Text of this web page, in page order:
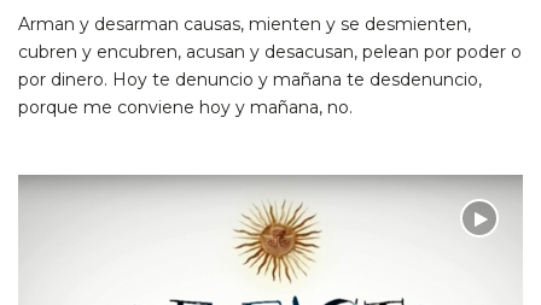
Arman y desarman causas, mienten y se desmienten,
cubren y encubren, acusan y desacusan, pelean por poder o
por dinero. Hoy te denuncio y mañana te desdenuncio,
porque me conviene hoy y mañana, no.